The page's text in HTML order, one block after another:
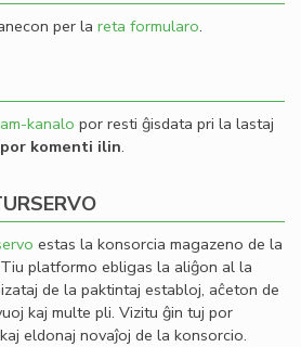
per la reta formularo.
kanalo por resti ĝisdata pri la lastaj
komenti ilin.
estas la konsorcia magazeno de la
platformo ebligas la aliĝon al la
de la paktintaj establoj, aĉeton de
kaj multe pli. Vizitu ĝin tuj por
eldonaj novaĵoj de la konsorcio.